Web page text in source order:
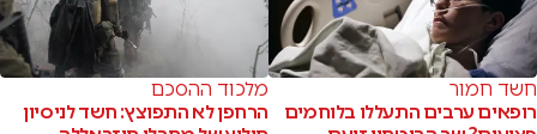
חשד חמור
רופאים ערבים התעללו בלוחמים
מלכוד ההסכם
הרחפן לא התפוצץ: חשד לניסיון